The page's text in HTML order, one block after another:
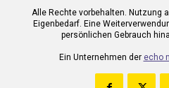
Alle Rechte vorbehalten. Nutzung
Eigenbedarf. Eine
persönlichen Gebrauch
Ein Unternehmen der echo